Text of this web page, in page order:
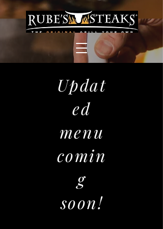
Updat
ed
menu
comin
g
soon!